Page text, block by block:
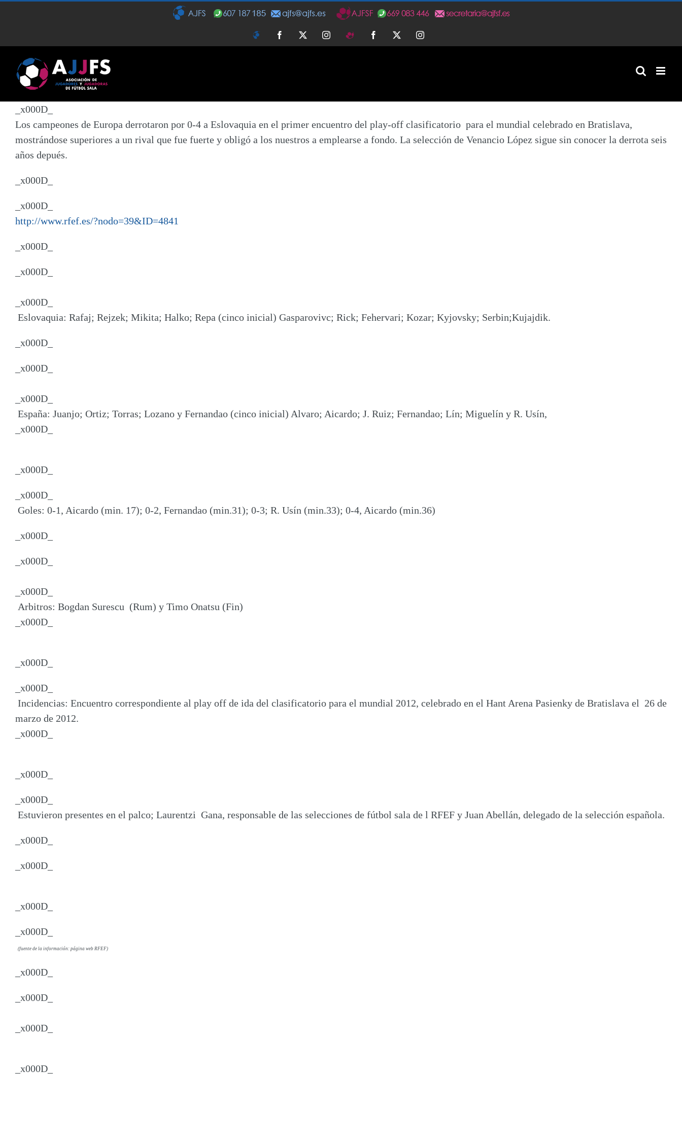
AJFS FacebookTwitterInstagram
AJFSF FacebookTwitterInstagram
_x000D_
Los campeones de Europa derrotaron por 0-4 a Eslovaquia en el primer encuentro del play-off clasificatorio para el mundial celebrado en Bratislava,
mostrándose superiores a un rival que fue fuerte y obligó a los nuestros a emplearse a fondo. La selección de Venancio López sigue sin conocer la derrota seis
años depués.
_x000D_
_x000D_
http://www.rfef.es/?nodo=39&ID=4841
_x000D_
_x000D_
_x000D_
Eslovaquia: Rafaj; Rejzek; Mikita; Halko; Repa (cinco inicial) Gasparovivc; Rick; Fehervari; Kozar; Kyjovsky; Serbin;Kujajdik.
_x000D_
_x000D_
_x000D_
España: Juanjo; Ortiz; Torras; Lozano y Fernandao (cinco inicial) Alvaro; Aicardo; J. Ruiz; Fernandao; Lín; Miguelín y R. Usín,
_x000D_
_x000D_
_x000D_
Goles: 0-1, Aicardo (min. 17); 0-2, Fernandao (min.31); 0-3; R. Usín (min.33); 0-4, Aicardo (min.36)
_x000D_
_x000D_
_x000D_
Arbitros: Bogdan Surescu (Rum) y Timo Onatsu (Fin)
_x000D_
_x000D_
_x000D_
Incidencias: Encuentro correspondiente al play off de ida del clasificatorio para el mundial 2012, celebrado en el Hant Arena Pasienky de Bratislava el 26 de
marzo de 2012.
_x000D_
_x000D_
_x000D_
Estuvieron presentes en el palco; Laurentzi Gana, responsable de las selecciones de fútbol sala de l RFEF y Juan Abellán, delegado de la selección española.
_x000D_
_x000D_
_x000D_
_x000D_
(fuente de la información: página web RFEF)
_x000D_
_x000D_
_x000D_
_x000D_